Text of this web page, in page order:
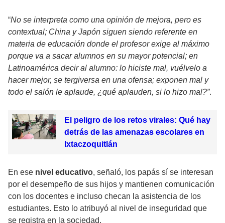
“No se interpreta como una opinión de mejora, pero es
contextual; China y Japón siguen siendo referente en
materia de educación donde el profesor exige al máximo
porque va a sacar alumnos en su mayor potencial; en
Latinoamérica decir al alumno: lo hiciste mal, vuélvelo a
hacer mejor, se tergiversa en una ofensa; exponen mal y
todo el salón le aplaude, ¿qué aplauden, si lo hizo mal?”.
El peligro de los retos virales: Qué hay
detrás de las amenazas escolares en
Ixtaczoquitlán
En ese nivel educativo, señaló, los papás sí se interesan
por el desempeño de sus hijos y mantienen comunicación
con los docentes e incluso checan la asistencia de los
estudiantes. Esto lo atribuyó al nivel de inseguridad que
se registra en la sociedad.